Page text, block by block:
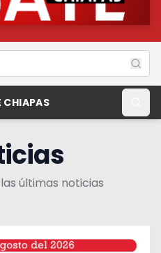
CHIAPAS
últimas noticias